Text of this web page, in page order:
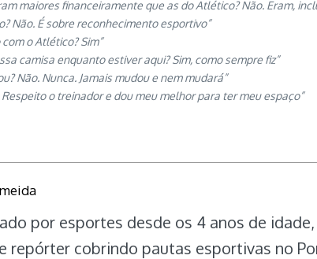
maiores financeiramente que as do Atlético? Não. Eram,
Não. É sobre reconhecimento esportivo”
o Atlético? Sim”
camisa enquanto estiver aqui? Sim, como sempre fiz”
Não. Nunca. Jamais mudou e nem mudará”
Respeito o treinador e dou meu melhor para ter meu espaço”
por esportes desde os 4 anos de
repórter cobrindo pautas esportivas no